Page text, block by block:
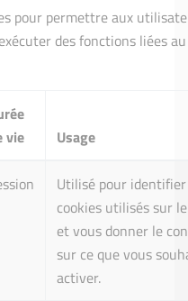
pour permettre aux
des fonctions liées au
vie
Usage
Utilisé pour
cookies utilisés sur
et vous donner le
sur ce que vous
activer.